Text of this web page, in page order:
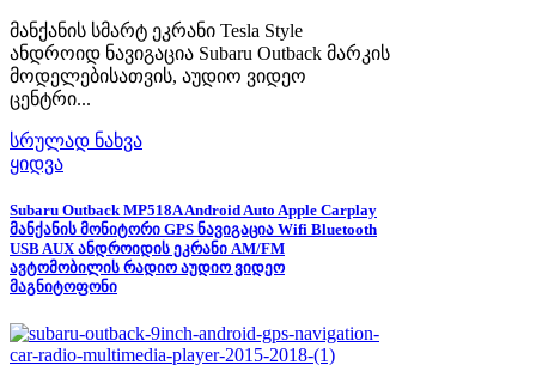
მანქანის სმარტ ეკრანი Tesla Style
ანდროიდ ნავიგაცია Subaru Outback მარკის
მოდელებისათვის, აუდიო ვიდეო
ცენტრი...
სრულად ნახვა
ყიდვა
Subaru Outback MP518A Android Auto Apple Carplay
მანქანის მონიტორი GPS ნავიგაცია Wifi Bluetooth
USB AUX ანდროიდის ეკრანი AM/FM
ავტომობილის რადიო აუდიო ვიდეო
მაგნიტოფონი